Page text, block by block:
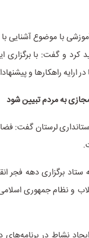
آموزشی با موضوع
کرد و گفت: با برگزاری
ارایه راهکارها و
به مردم تبیین شود
لرستان گفت:
ستاد برگزاری دهه فجر
و نظام جمهوری